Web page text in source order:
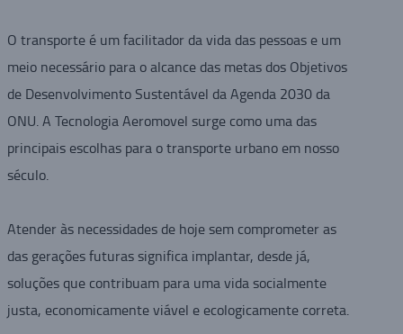
O transporte é um facilitador da vida das pessoas e um
meio necessário para o alcance das metas dos Objetivos
de Desenvolvimento Sustentável da Agenda 2030 da
ONU. A Tecnologia Aeromovel surge como uma das
principais escolhas para o transporte urbano em nosso
século.
Atender às necessidades de hoje sem comprometer as
das gerações futuras significa implantar, desde já,
soluções que contribuam para uma vida socialmente
justa, economicamente viável e ecologicamente correta.